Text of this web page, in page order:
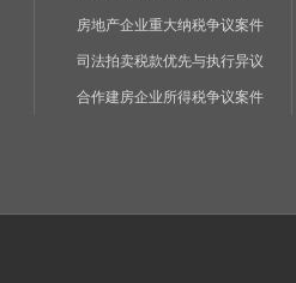
房地产企业重大纳税争议案件
司法拍卖税款优先与执行异议
合作建房企业所得税争议案件